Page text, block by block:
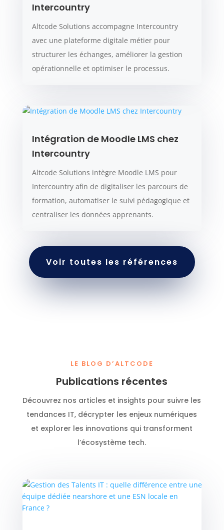
Intercountry
Altcode Solutions accompagne Intercountry
avec une plateforme digitale métier pour
structurer les échanges, améliorer la gestion
opérationnelle et optimiser le processus.
Intégration de Moodle LMS chez
Intercountry
Altcode Solutions intègre Moodle LMS pour
Intercountry afin de digitaliser les parcours de
formation, automatiser le suivi pédagogique et
centraliser les données apprenants.
Voir toutes les références
LE BLOG D’ALTCODE
Publications récentes
Découvrez nos articles et insights pour suivre les
tendances IT, décrypter les enjeux numériques
et explorer les innovations qui transforment
l’écosystème tech.